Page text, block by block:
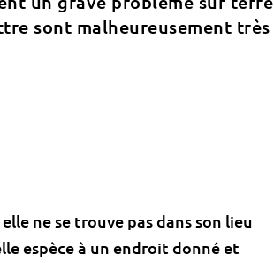
sont malheureusement très
ne se trouve pas dans son lieu
espèce à un endroit donné et